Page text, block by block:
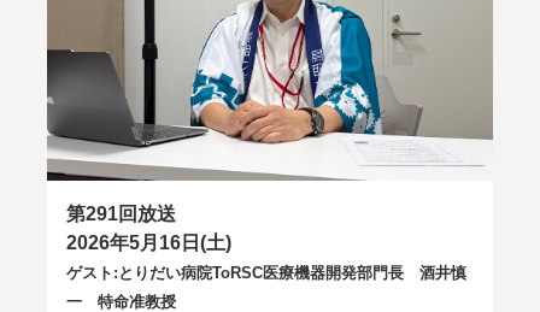
第291回放送
2026年5月16日(土)
ゲスト:とりだい病院ToRSC医療機器開発部門長 酒井慎
一 特命准教授